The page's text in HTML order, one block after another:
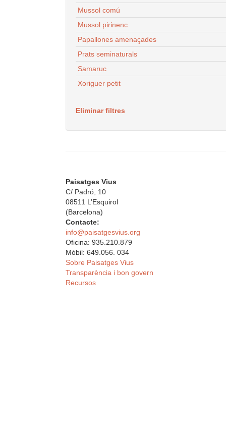
Mussol comú
Mussol pirinenc
Papallones amenaçades
Prats seminaturals
Samaruc
Xoriguer petit
Eliminar filtres
Paisatges Vius
C/ Padró, 10
08511 L’Esquirol
(Barcelona)
Contacte:
info@paisatgesvius.org
Oficina: 935.210.879
Mòbil: 649.056. 034
Sobre Paisatges Vius
Transparència i bon govern
Recursos